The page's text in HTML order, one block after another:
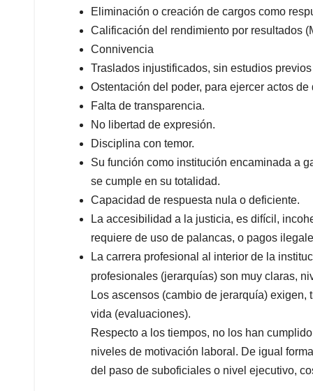
Eliminación o creación de cargos como
Calificación del rendimiento por resultados
Connivencia
Traslados injustificados, sin estudios
Ostentación del poder, para ejercer actos
Falta de transparencia.
No libertad de expresión.
Disciplina con temor.
Su función como institución encaminada a
se cumple en su totalidad.
Capacidad de respuesta nula o deficiente.
La accesibilidad a la justicia, es difícil,
requiere de uso de palancas, o pagos
La carrera profesional al interior de la
profesionales (jerarquías) son muy claras,
Los ascensos (cambio de jerarquía)
vida (evaluaciones).
Respecto a los tiempos, no los han
niveles de motivación laboral. De igual
del paso de suboficiales o nivel ejecutivo,